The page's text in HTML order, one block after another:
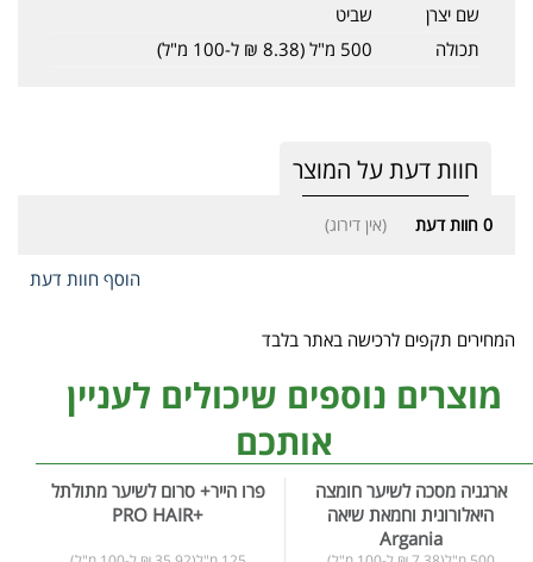
שם יצרן
שביט
תכולה
500 מ"ל (8.38 ₪ ל-100 מ"ל)
חוות דעת על המוצר
0 חוות דעת (אין דירוג)
הוסף חוות דעת
המחירים תקפים לרכישה באתר בלבד
מוצרים נוספים שיכולים לעניין
אותכם
ארגניה מסכה לשיער חומצה
היאלורונית וחמאת שיאה
Argania
פרו הייר+ סרום לשיער מתולתל
+PRO HAIR